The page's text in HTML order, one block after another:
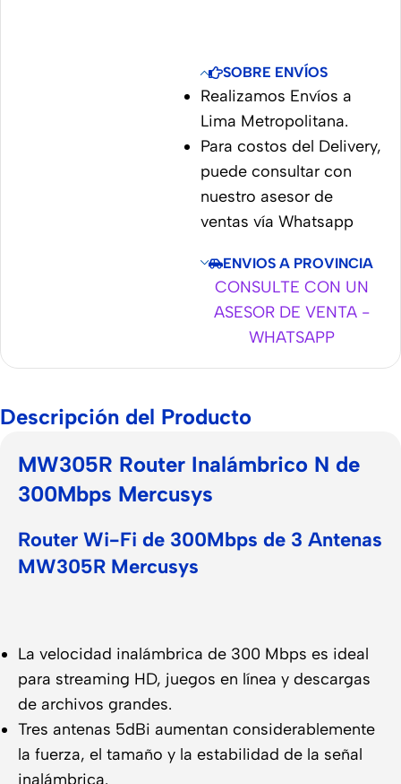
SOBRE ENVÍOS
Realizamos Envíos a
Lima Metropolitana.
Para costos del Delivery,
puede consultar con
nuestro asesor de
ventas vía Whatsapp
ENVIOS A PROVINCIA
CONSULTE CON UN
ASESOR DE VENTA -
WHATSAPP
Descripción del Producto
MW305R Router Inalámbrico N de
300Mbps Mercusys
Router Wi-Fi de 300Mbps de 3 Antenas
MW305R Mercusys
La velocidad inalámbrica de 300 Mbps es ideal
para streaming HD, juegos en línea y descargas
de archivos grandes.
Tres antenas 5dBi aumentan considerablemente
la fuerza, el tamaño y la estabilidad de la señal
inalámbrica.